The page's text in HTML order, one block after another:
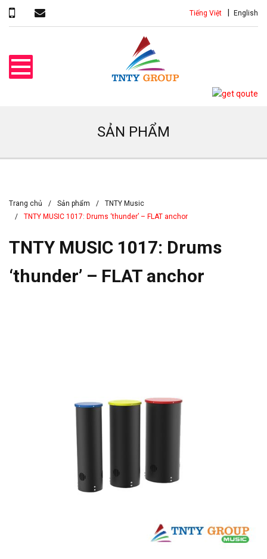
Tiếng Việt English
SẢN PHẨM
Trang chủ Sản phẩm
TNTY Music
TNTY MUSIC 1017: Drums ‘thunder’ – FLAT anchor
TNTY MUSIC 1017: Drums
‘thunder’ – FLAT anchor